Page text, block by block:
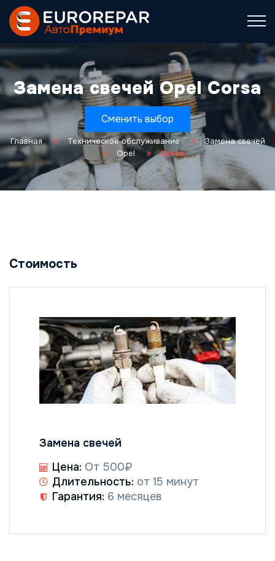
Замена свечей Opel Corsa
Сменить выбор
Главная Техническое обслуживание
Замена свечей
Opel
Corsa
Стоимость
Замена свечей
Цена: От 500₽
Длительность: от 15 минут
Гарантия: 6 месяцев